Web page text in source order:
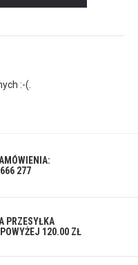
:-(.
277
PRZESYŁKA
120.00 ZŁ